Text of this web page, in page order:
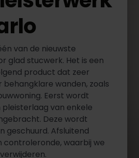
van de nieuwste
glad stucwerk. Het is een
product dat zeer
behangklare wanden, zoals
Eerst wordt
van enkele
Deze wordt
geschuurd. Afsluitend
controleronde, waarbij we